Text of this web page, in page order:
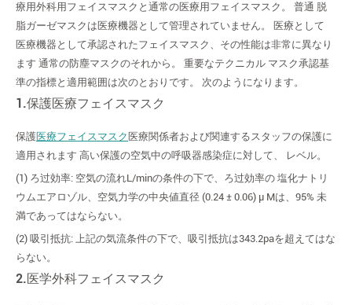
Winner
Medical
療用外科用フェイスマスクと通常の医療用フェイスマスク。 普通 脱
脂ガーゼマスクは医療機器として管理されていません。 医療として
医療機器として承認されたフェイスマスク、その性能は非常に異なり
ます 通常の防塵マスクのそれから。 重要なテクニカル マスク承認基
準の指標と適用範囲は次のとおりです。 次のようになります。
1.保護医療フェイスマスク
保護医療フェイスマスク 医療関係者および関連するスタッフの保護に
適用されます 高い保護の空気中の呼吸器感染症に対して、 レベル。
(1) ろ过効率: 空気の流れL/minの条件の下で、ろ过効率の 塩化ナトリ
ウムエアロゾル、空気力学の中央値直径 (0.24 ± 0.06) μ Mは、95% 未
満であってはならない。
(2) 吸引抵抗: 上記の気流条件の下で、吸引抵抗は343.2paを超えてはな
らない。
2.医学外科フェイスマスク